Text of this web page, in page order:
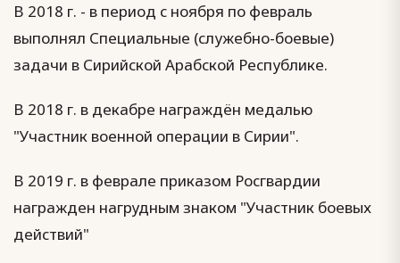
В 2018 г. - в период с ноября по февраль
выполнял Специальные (служебно-боевые)
задачи в Сирийской Арабской Республике.
В 2018 г. в декабре награждён медалью
"Участник военной операции в Сирии".
В 2019 г. в феврале приказом Росгвардии
награжден нагрудным знаком "Участник боевых
действий"